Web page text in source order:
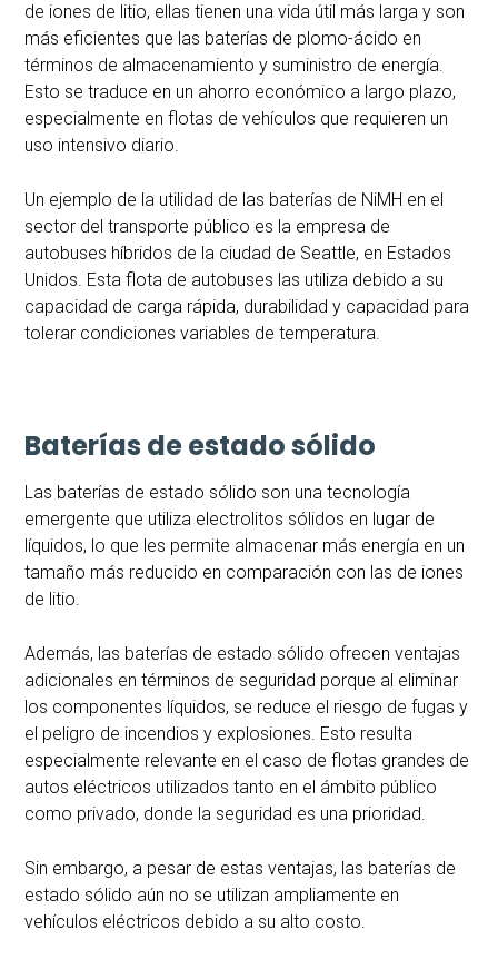
de iones de litio, ellas tienen una vida útil más larga y son
más eficientes que las baterías de plomo-ácido en
términos de almacenamiento y suministro de energía.
Esto se traduce en un ahorro económico a largo plazo,
especialmente en flotas de vehículos que requieren un
uso intensivo diario.
Un ejemplo de la utilidad de las baterías de NiMH en el
sector del transporte público es la empresa de
autobuses híbridos de la ciudad de Seattle, en Estados
Unidos. Esta flota de autobuses las utiliza debido a su
capacidad de carga rápida, durabilidad y capacidad para
tolerar condiciones variables de temperatura.
Baterías de estado sólido
Las baterías de estado sólido son una tecnología
emergente que utiliza electrolitos sólidos en lugar de
líquidos, lo que les permite almacenar más energía en un
tamaño más reducido en comparación con las de iones
de litio.
Además, las baterías de estado sólido ofrecen ventajas
adicionales en términos de seguridad porque al eliminar
los componentes líquidos, se reduce el riesgo de fugas y
el peligro de incendios y explosiones. Esto resulta
especialmente relevante en el caso de flotas grandes de
autos eléctricos utilizados tanto en el ámbito público
como privado, donde la seguridad es una prioridad.
Sin embargo, a pesar de estas ventajas, las baterías de
estado sólido aún no se utilizan ampliamente en
vehículos eléctricos debido a su alto costo.